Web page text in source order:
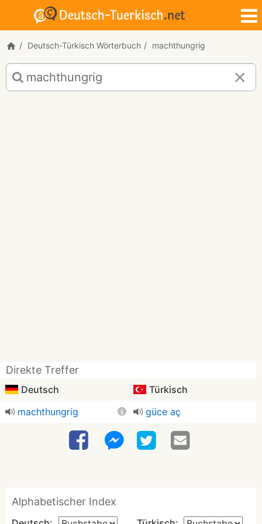
Deutsch-Türkisch Wörterbuch machthungrig
Deutsch-
Türkisch
Übersetzung
Direkte Treffer
Deutsch
Türkisch
machthungrig
güce aç
Alphabetischer Index